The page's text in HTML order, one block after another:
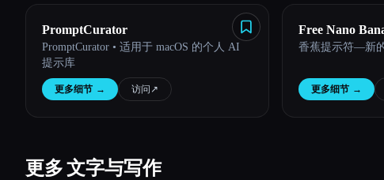
PromptCurator
PromptCurator • 适用于 macOS 的个人 AI
提示库
更多细节 → 访问 ↗︎
Free Nano
香蕉提示符—新
更多细节 →
更多 文字与写作